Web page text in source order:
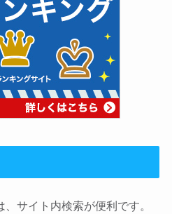
サイト内検索が便利です。